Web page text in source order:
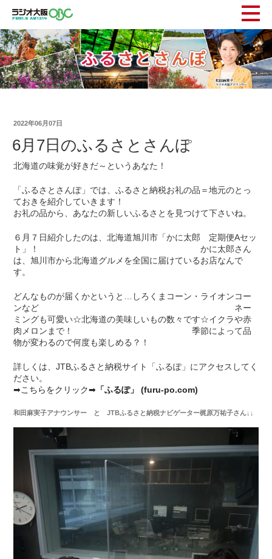
2022年06月07日
6月7日のふるさとさんぽ
北海道の味覚が好きだ～というあなた！
「ふるさとさんぽ」では、ふるさと納税お礼の品＝地元のとっ
ておきを紹介していきます！
お礼の品から、あなたの新しいふるさとを見つけて下さいね。
６月７日紹介したのは、北海道旭川市「かに太郎 定期便Aセッ
ト」！ かに太郎さん
は、旭川市から北海道グルメを全国に届けているお店なんで
す。
どんなものが届くかというと…しろくまコーン・ライオンコー
ンなど ネー
ミングも可愛い☆北海道の美味しいもの数々です☆イクラや赤
肉メロンまで！ 季節によって品
物が変わるので何度も楽しめる？！
詳しくは、JTBふるさと納税サイト「ふるぽ」にアクセスしてく
ださい。
➡こちらをクリック➡ 「ふるぽ」 (furu-po.com)
和田麻実子アナウンサー と JTBふるさと納税ナビゲーター梶原万祐子さん↓↓